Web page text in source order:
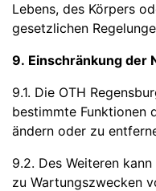
Lebens, des Körpers
gesetzlichen
9. Einschränkung der
9.1. Die OTH
bestimmte Funktionen
ändern oder zu
9.2. Des Weiteren
zu Wartungszwecken